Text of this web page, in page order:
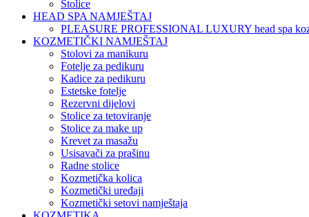
Stolice
HEAD SPA NAMJEŠTAJ
PLEASURE PROFESSIONAL LUXURY head spa
KOZMETIČKI NAMJEŠTAJ
Stolovi za manikuru
Fotelje za pedikuru
Kadice za pedikuru
Estetske fotelje
Rezervni dijelovi
Stolice za tetoviranje
Stolice za make up
Krevet za masažu
Usisavači za prašinu
Radne stolice
Kozmetička kolica
Kozmetički uređaji
Kozmetički setovi namještaja